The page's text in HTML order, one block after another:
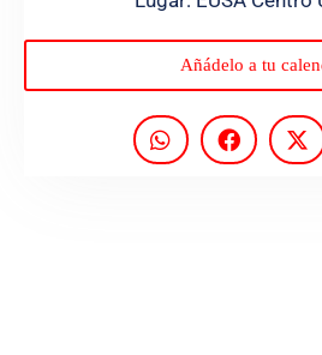
Añádelo a tu